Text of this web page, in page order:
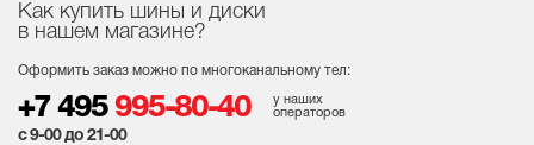
Как купить шины и диски
в нашем магазине?
Оформить заказ можно по многоканальному тел:
+7 495 995-80-40
у наших
операторов
с 9-00 до 21-00